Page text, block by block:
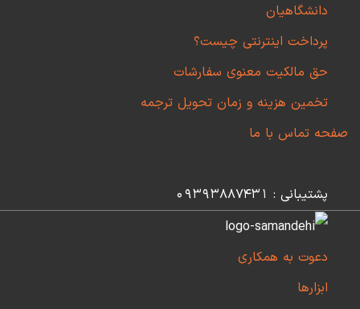
دانشگاهیان
پرداخت اینترنتی چیست؟
حق مالکیت معنوی سفارشات
تخمین هزینه و زمان تحویل ترجمه
صفحه تماس با ما
پشتیبانی : 09393887431
دعوت به همکاری
ابزارها